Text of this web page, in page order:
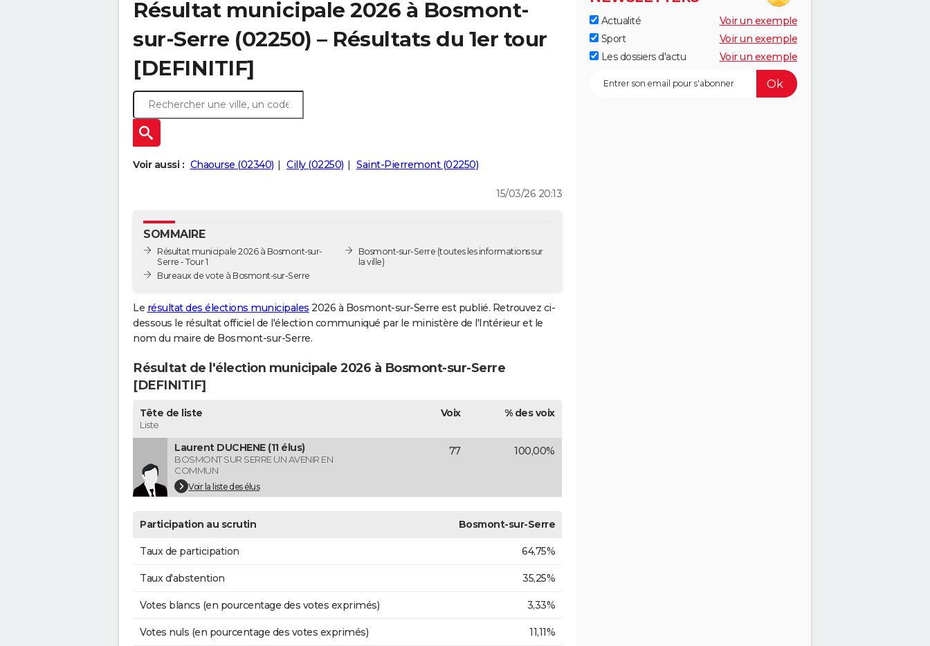
Résultat municipale 2026 à Bosmont-
sur-Serre (02250) – Résultats du 1er tour
[DEFINITIF]
Voir aussi : Chaourse (02340) Cilly (02250) Saint-Pierremont (02250)
15/03/26 20:13
SOMMAIRE
Résultat municipale 2026 à Bosmont-sur-
Serre - Tour 1
Bureaux de vote à Bosmont-sur-Serre
Bosmont-sur-Serre (toutes les informations sur
la ville)
Le résultat des élections municipales 2026 à Bosmont-sur-Serre est publié. Retrouvez ci-
dessous le résultat officiel de l'élection communiqué par le ministère de l'Intérieur et le
nom du maire de Bosmont-sur-Serre.
Résultat de l'élection municipale 2026 à Bosmont-sur-Serre
[DEFINITIF]
Tête de liste
Liste
Voix % des voix
Laurent DUCHENE (11 élus)
BOSMONT SUR SERRE UN AVENIR EN
COMMUN
Voir la liste des élus
77 100,00%
Participation au scrutin Bosmont-sur-Serre
Taux de participation 64,75%
Taux d'abstention 35,25%
Votes blancs (en pourcentage des votes exprimés) 3,33%
Votes nuls (en pourcentage des votes exprimés) 11,11%
Actualité
Voir un exemple
Sport
Voir un exemple
Les dossiers d'actu
Voir un exemple